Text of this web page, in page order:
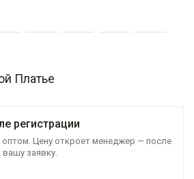
Платье
регистрации
Цену откроет менеджер — после
вашу заявку.